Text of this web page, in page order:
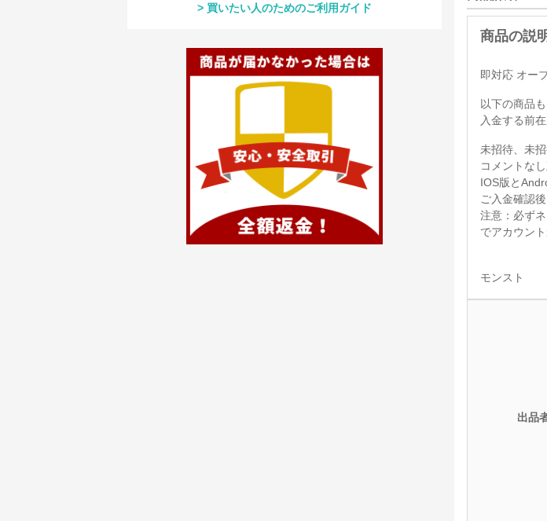
買いたい人のためのご利用ガイド
即対応 オー
以下の商品
入金する前
未招待、未
コメントな
IOS版と
ご入金確認
注意：必ず
でアカウン
モンスト
出品